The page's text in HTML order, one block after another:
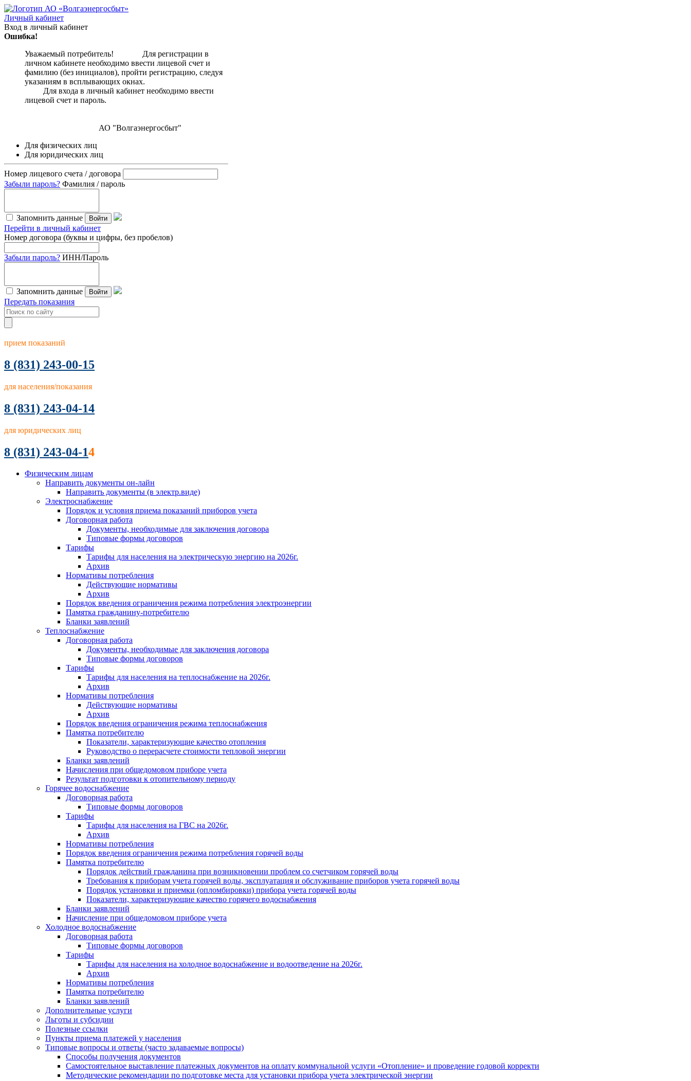
Личный кабинет
Вход в личный кабинет
Ошибка!
Уважаемый потребитель! Для регистрации в
личном кабинете необходимо ввести лицевой счет и
фамилию (без инициалов), пройти регистрацию, следуя
указаниям в всплывающих окнах.
Для входа в личный кабинет необходимо ввести
лицевой счет и пароль.
АО "Волгаэнергосбыт"
Для физических лиц
Для юридических лиц
Номер лицевого счета / договора
Забыли пароль? Фамилия / пароль
Запомнить данные Войти
Перейти в личный кабинет
Номер договора (буквы и цифры, без пробелов)
Забыли пароль? ИНН/Пароль
Запомнить данные Войти
Передать показания
прием показаний
8 (831) 243-00-15
для населения/показания
8 (831) 243-04-14
для юридических лиц
8 (831) 243-04-14
Физическим лицам
Направить документы он-лайн
Направить документы (в электр.виде)
Электроснабжение
Порядок и условия приема показаний приборов учета
Договорная работа
Документы, необходимые для заключения договора
Типовые формы договоров
Тарифы
Тарифы для населения на электрическую энергию на 2026г.
Архив
Нормативы потребления
Действующие нормативы
Архив
Порядок введения ограничения режима потребления электроэнергии
Памятка гражданину-потребителю
Бланки заявлений
Теплоснабжение
Договорная работа
Документы, необходимые для заключения договора
Типовые формы договоров
Тарифы
Тарифы для населения на теплоснабжение на 2026г.
Архив
Нормативы потребления
Действующие нормативы
Архив
Порядок введения ограничения режима теплоснабжения
Памятка потребителю
Показатели, характеризующие качество отопления
Руководство о перерасчете стоимости тепловой энергии
Бланки заявлений
Начисления при общедомовом приборе учета
Результат подготовки к отопительному периоду
Горячее водоснабжение
Договорная работа
Типовые формы договоров
Тарифы
Тарифы для населения на ГВС на 2026г.
Архив
Нормативы потребления
Порядок введения ограничения режима потребления горячей воды
Памятка потребителю
Порядок действий гражданина при возникновении проблем со счетчиком горячей воды
Требования к приборам учета горячей воды, эксплуатация и обслуживание приборов учета горячей воды
Порядок установки и приемки (опломбировки) прибора учета горячей воды
Показатели, характеризующие качество горячего водоснабжения
Бланки заявлений
Начисление при общедомовом приборе учета
Холодное водоснабжение
Договорная работа
Типовые формы договоров
Тарифы
Тарифы для населения на холодное водоснабжение и водоотведение на 2026г.
Архив
Нормативы потребления
Памятка потребителю
Бланки заявлений
Дополнительные услуги
Льготы и субсидии
Полезные ссылки
Пункты приема платежей у населения
Типовые вопросы и ответы (часто задаваемые вопросы)
Способы получения документов
Самостоятельное выставление платежных документов на оплату коммунальной услуги «Отопление» и проведение годовой корректи
Методические рекомендации по подготовке места для установки прибора учета электрической энергии